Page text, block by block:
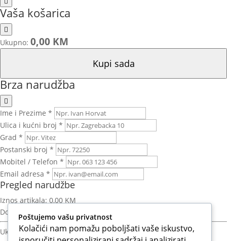
Vaša košarica
Ukupno: 0,00 KM
Kupi sada
Brza narudžba
Ime i Prezime *
Ulica i kućni broj *
Grad *
Postanski broj *
Mobitel / Telefon *
Email adresa *
Pregled narudžbe
Iznos artikala: 0,00 KM
Dostava:
Izračun nakon unosa adrese
Ukupno za platiti: 0,00 KM
Poštujemo vašu privatnost
Kolačići nam pomažu poboljšati vaše iskustvo,